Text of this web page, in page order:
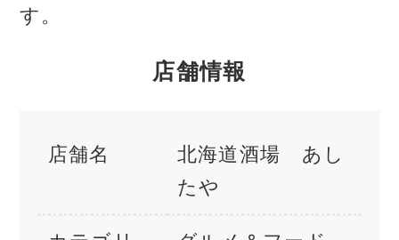
す。
店舗情報
店舗名
北海道酒場 あし
たや